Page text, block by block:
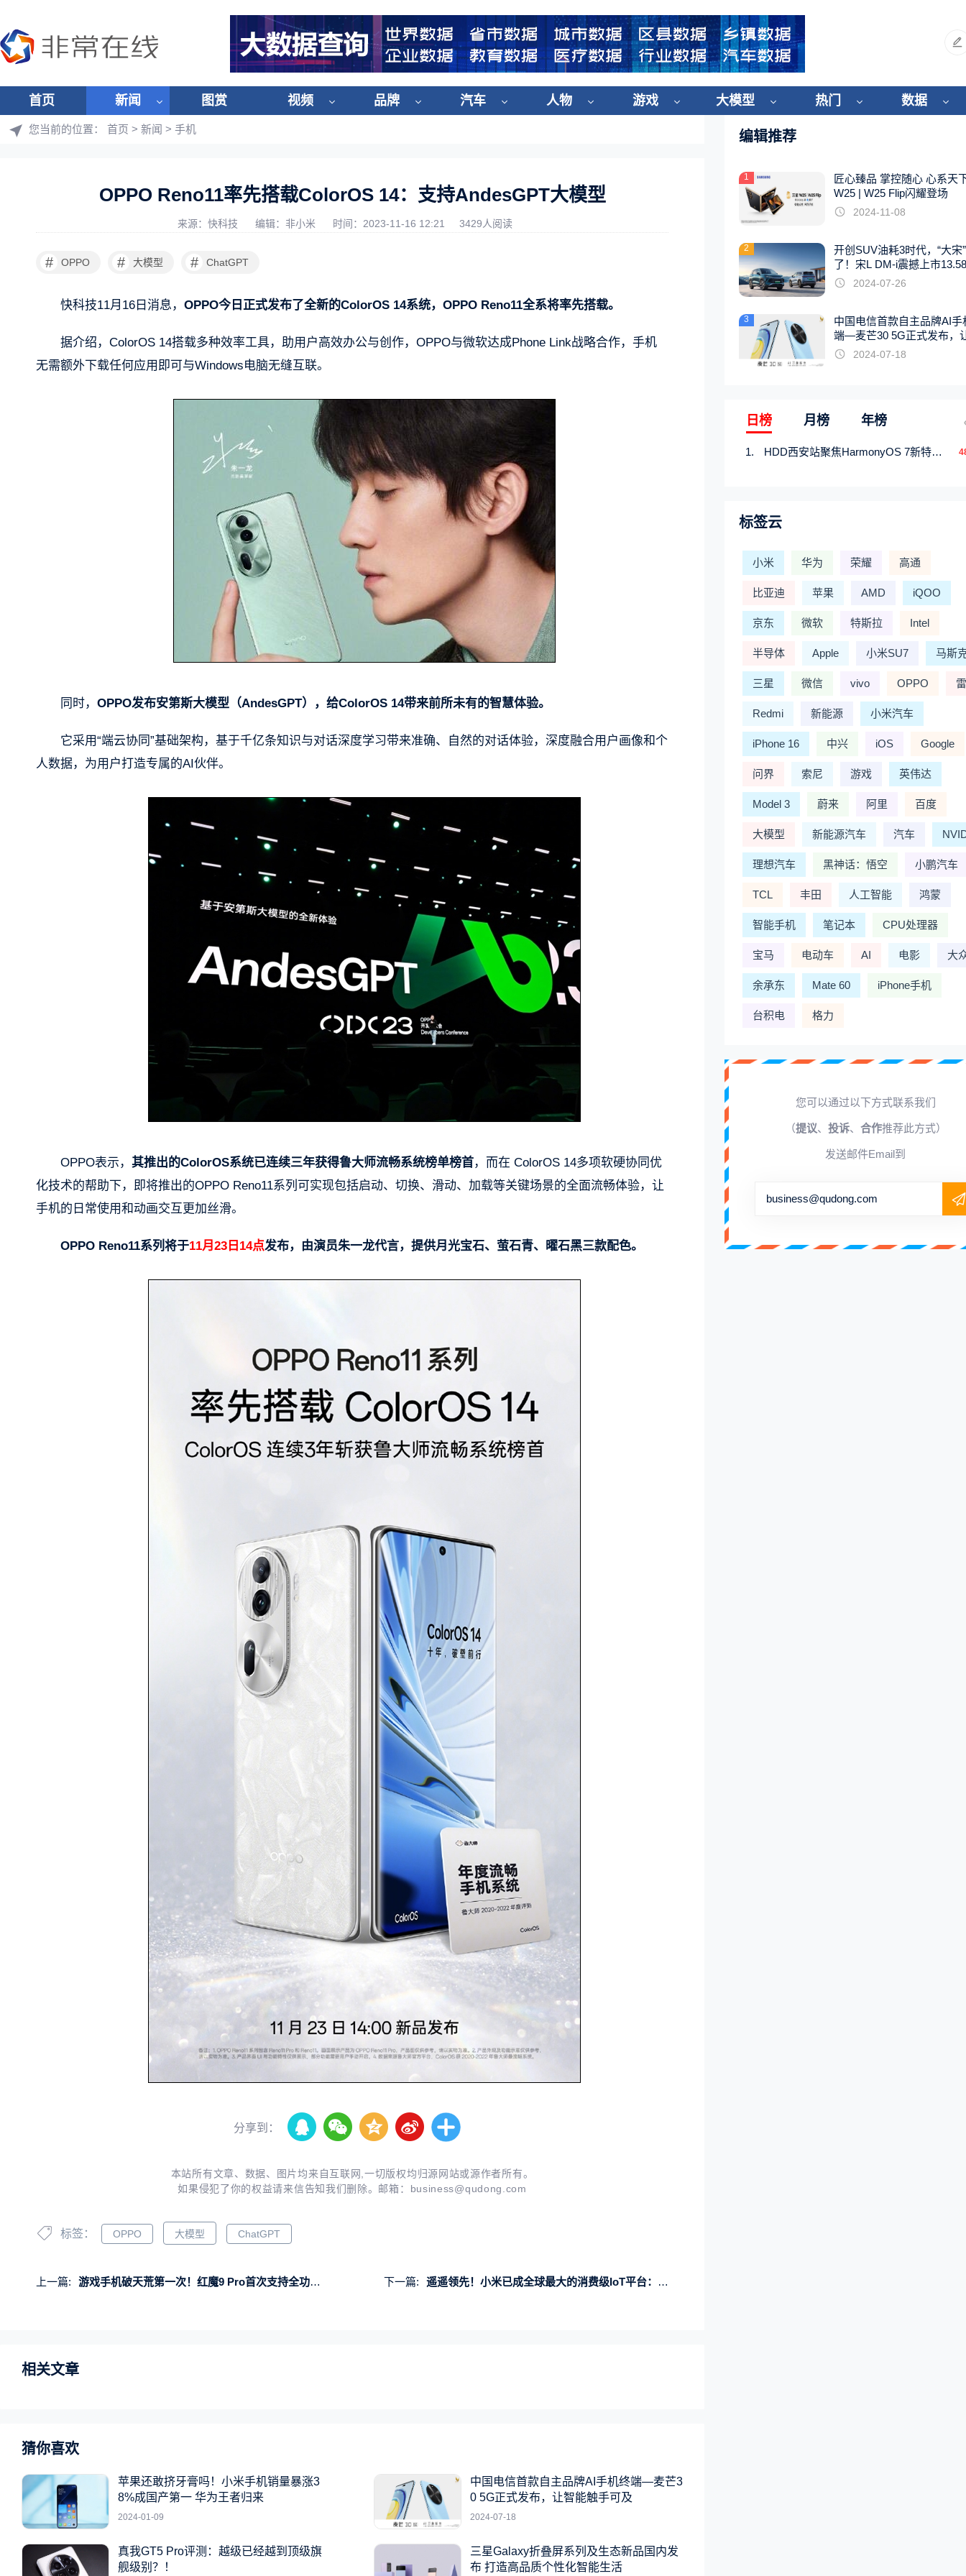
首页 新闻 图赏 视频 品牌 汽车 人物 游戏 大模型 热门 数据
您当前的位置： 首页 > 新闻 > 手机
OPPO Reno11率先搭载ColorOS 14：支持AndesGPT大模型
来源：快科技 编辑：非小米 时间：2023-11-16 12:21 3429人阅读
# OPPO # 大模型 # ChatGPT
快科技11月16日消息， OPPO今日正式发布了全新的ColorOS 14系统，OPPO Reno11全系将率先搭载。
据介绍，ColorOS 14搭载多种效率工具，助用户高效办公与创作，OPPO与微软达成Phone Link战略合作，手机
无需额外下载任何应用即可与Windows电脑无缝互联。
同时， OPPO发布安第斯大模型（AndesGPT），给ColorOS 14带来前所未有的智慧体验。
它采用“端云协同”基础架构，基于千亿条知识与对话深度学习带来准确、自然的对话体验，深度融合用户画像和个
人数据，为用户打造专属的AI伙伴。
OPPO表示， 其推出的ColorOS系统已连续三年获得鲁大师流畅系统榜单榜首，而在 ColorOS 14多项软硬协同优
化技术的帮助下，即将推出的OPPO Reno11系列可实现包括启动、切换、滑动、加载等关键场景的全面流畅体验，让
手机的日常使用和动画交互更加丝滑。
OPPO Reno11系列将于11月23日14点发布，由演员朱一龙代言，提供月光宝石、萤石青、曜石黑三款配色。
分享到：
本站所有文章、数据、图片均来自互联网,一切版权均归源网站或源作者所有。
如果侵犯了你的权益请来信告知我们删除。邮箱： business@qudong.com
标签： OPPO 大模型 ChatGPT
上一篇: 游戏手机破天荒第一次！红魔9 Pro首次支持全功能NFC、红外遥控 下一篇: 遥遥领先！小米已成全球最大的消费级IoT平台：连接设备数达6.55亿台
相关文章
猜你喜欢
苹果还敢挤牙膏吗！小米手机销量暴涨3
8%成国产第一 华为王者归来
2024-01-09
中国电信首款自主品牌AI手机终端—麦芒3
0 5G正式发布，让智能触手可及
2024-07-18
真我GT5 Pro评测：越级已经越到顶级旗
舰级别？！
三星Galaxy折叠屏系列及生态新品国内发
布 打造高品质个性化智能生活
编辑推荐
1
匠心臻品 掌控随心 心系天
W25 | W25 Flip闪耀登场
2024-11-08
2
开创SUV油耗3时代，“大宋
了！宋L DM-i震撼上市
起
2024-07-26
3
中国电信首款自主品牌AI手
端—麦芒30 5G正式发布，
触手可及2024-07-18
日榜 月榜 年榜
HDD西安站聚焦HarmonyOS 7新特性，解锁从互联到智能的应用开发新范式
标签云
小米 华为 荣耀 高通
比亚迪 苹果 AMD iQOO
京东 微软 特斯拉 Intel
半导体 Apple 小米SU7 马斯
三星 微信 vivo OPPO
Redmi 新能源 小米汽车
iPhone 16 中兴 iOS Google
问界 索尼 游戏 英伟达
Model 3 蔚来 阿里 百度
大模型 新能源汽车 汽车
理想汽车 黑神话：悟空 小鹏汽车
TCL 丰田 人工智能 鸿蒙
智能手机 笔记本 CPU处理器
宝马 电动车 AI 电影 大
余承东 Mate 60 iPhone手机
台积电 格力
您可以通过以下方式联系我们
（提议、 投诉、 合作推荐此方式）
发送邮件Email到
business@qudong.com